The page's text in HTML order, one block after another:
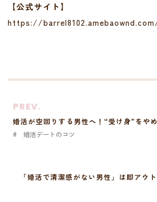
【公式サイト】
https://
PREV.
婚活が空回りする男性へ！“受け身”をや
婚活デートのコツ
「婚活で清潔感がない男性」は即アウ